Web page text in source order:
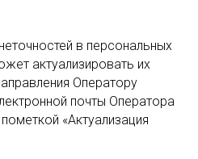
в персональных
актуализировать их
Оператору
почты Оператора
«Актуализация